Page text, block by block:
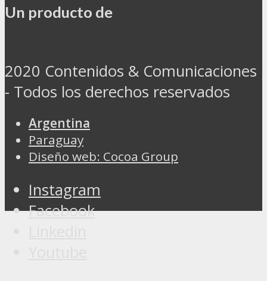
Un producto de
2020 Contenidos & Comunicaciones
- Todos los derechos reservados
Argentina
Paraguay
Diseño web: Cocoa Group
Instagram
Facebook